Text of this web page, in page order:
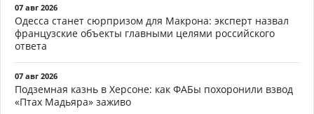
07 авг 2026
Одесса станет сюрпризом для Макрона: эксперт назвал
французские объекты главными целями российского
ответа
07 авг 2026
Подземная казнь в Херсоне: как ФАБы похоронили взвод
«Птах Мадьяра» заживо